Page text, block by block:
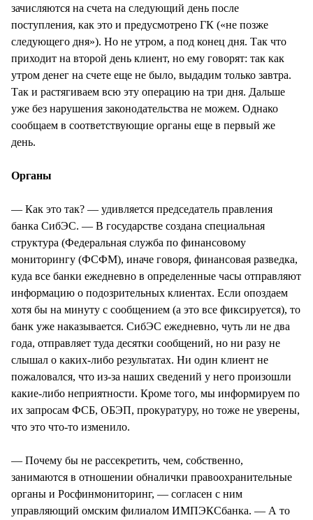
зачисляются на счета на следующий день после
поступления, как это и предусмотрено ГК («не позже
следующего дня»). Но не утром, а под конец дня. Так что
приходит на второй день клиент, но ему говорят: так как
утром денег на счете еще не было, выдадим только завтра.
Так и растягиваем всю эту операцию на три дня. Дальше
уже без нарушения законодательства не можем. Однако
сообщаем в соответствующие органы еще в первый же
день.
Органы
— Как это так? — удивляется председатель правления
банка СибЭС. — В государстве создана специальная
структура (Федеральная служба по финансовому
мониторингу (ФСФМ), иначе говоря, финансовая разведка,
куда все банки ежедневно в определенные часы отправляют
информацию о подозрительных клиентах. Если опоздаем
хотя бы на минуту с сообщением (а это все фиксируется), то
банк уже наказывается. СибЭС ежедневно, чуть ли не два
года, отправляет туда десятки сообщений, но ни разу не
слышал о каких-либо результатах. Ни один клиент не
пожаловался, что из-за наших сведений у него произошли
какие-либо неприятности. Кроме того, мы информируем по
их запросам ФСБ, ОБЭП, прокуратуру, но тоже не уверены,
что это что-то изменило.
— Почему бы не рассекретить, чем, собственно,
занимаются в отношении обналички правоохранительные
органы и Росфинмониторинг, — согласен с ним
управляющий омским филиалом ИМПЭКСбанка. — А то